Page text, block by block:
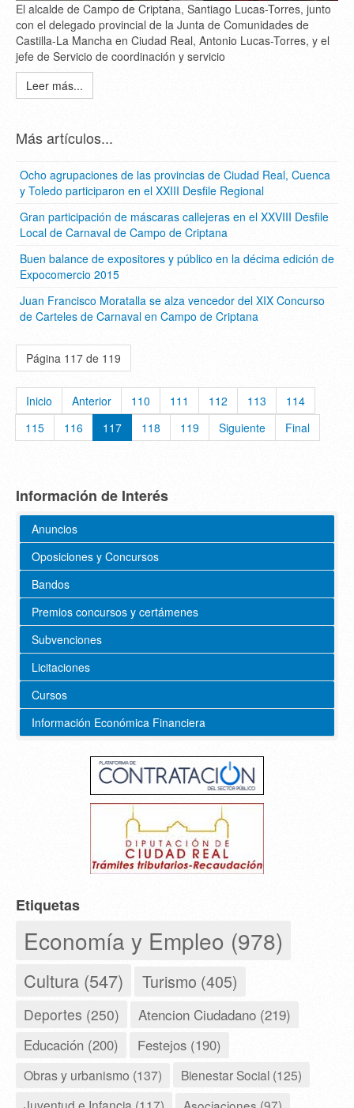
El alcalde de Campo de Criptana, Santiago Lucas-Torres, junto
con el delegado provincial de la Junta de Comunidades de
Castilla-La Mancha en Ciudad Real, Antonio Lucas-Torres, y el
jefe de Servicio de coordinación y servicio
Leer más...
Más artículos...
Ocho agrupaciones de las provincias de Ciudad Real, Cuenca
y Toledo participaron en el XXIII Desfile Regional
Gran participación de máscaras callejeras en el XXVIII Desfile
Local de Carnaval de Campo de Criptana
Buen balance de expositores y público en la décima edición de
Expocomercio 2015
Juan Francisco Moratalla se alza vencedor del XIX Concurso
de Carteles de Carnaval en Campo de Criptana
Página 117 de 119
Inicio Anterior 110 111 112 113
114
115
116 117 118 119 Siguiente Final
Información de Interés
Anuncios
Oposiciones y Concursos
Bandos
Premios concursos y certámenes
Subvenciones
Licitaciones
Cursos
Información Económica Financiera
Etiquetas
Economía y Empleo (978)
Cultura (547) Turismo (405)
Deportes (250) Atencion Ciudadano (219)
Educación (200) Festejos (190)
Obras y urbanismo (137)
Bienestar Social (125)